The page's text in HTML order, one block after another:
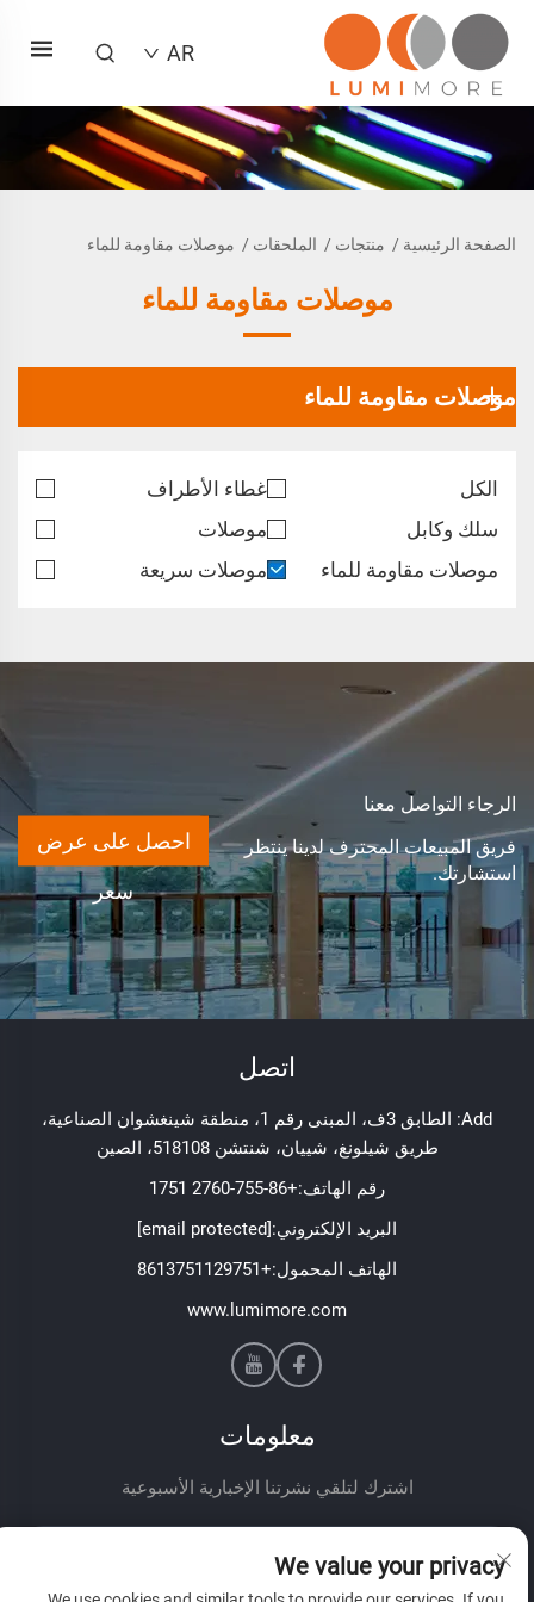
AR
الصفحة الرئيسية/ منتجات/ الملحقات/ موصلات مقاومة للماء
موصلات مقاومة للماء
موصلات مقاومة للماء
الكل
غطاء الأطراف
سلك وكابل
موصلات
موصلات مقاومة للماء
موصلات سريعة
الرجاء التواصل معنا
فريق المبيعات المحترف لدينا ينتظر
استشارتك.
احصل على عرض
سعر
اتصل
Add: الطابق 3ف، المبنى رقم 1، منطقة شينغشوان الصناعية،
طريق شيلونغ، شييان، شنتشن 518108، الصين
رقم الهاتف:+86-755-2760 1751
البريد الإلكتروني:[email protected]
الهاتف المحمول:+8613751129751
www.lumimore.com
معلومات
اشترك لتلقي نشرتنا الإخبارية الأسبوعية
We value your privacy